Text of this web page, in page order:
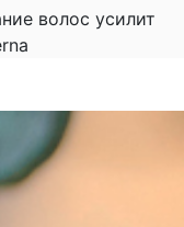
волос усилит